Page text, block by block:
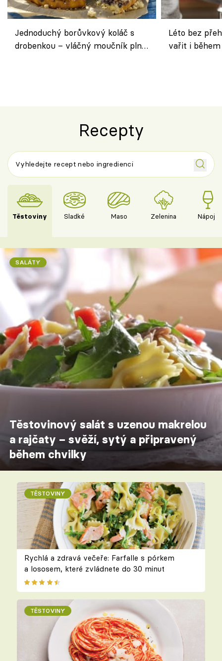
Jednoduchý borůvkový koláč s
drobenkou – vláčný moučník plný
Léto bez
vařit i
Recepty
Těstoviny Sladké Maso Zelenina Nápoje
SALÁTY
Těstovinový salát s uzenou makrelou
a rajčaty – svěží, sytý a připravený
během chvilky
TĚSTOVINY
Rychlá a zdravá večeře: Farfalle s pórkem
a lososem, které zvládnete do 30 minut
TĚSTOVINY